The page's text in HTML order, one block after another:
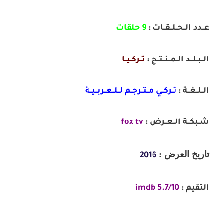
عــدد الــحــلــقــات : 9 حلقات
الــبــلــد الــمــنــتــج : تــركــيــا
الــلــغــة : تــركــي مــتــرجــم لــلــعــربــيــة
شــبكــة الــعــرض : fox tv
تاريخ العرض : 2016
التقيم : 5.7/10 imdb